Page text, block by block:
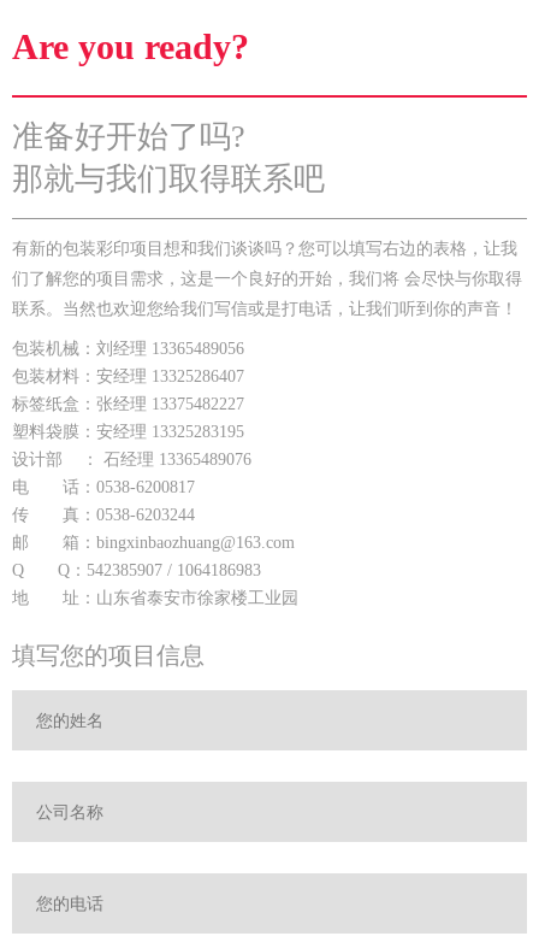
Are you ready?
准备好开始了吗?
那就与我们取得联系吧
有新的包装彩印项目想和我们谈谈吗？您可以填写右边的表格，让我
们了解您的项目需求，这是一个良好的开始，我们将 会尽快与你取得
联系。当然也欢迎您给我们写信或是打电话，让我们听到你的声音！
包装机械：刘经理 13365489056
包装材料：安经理 13325286407
标签纸盒：张经理 13375482227
塑料袋膜：安经理 13325283195
设计部 ： 石经理 13365489076
电 话：0538-6200817
传 真：0538-6203244
邮 箱：bingxinbaozhuang@163.com
Q Q：542385907 / 1064186983
地 址：山东省泰安市徐家楼工业园
填写您的项目信息